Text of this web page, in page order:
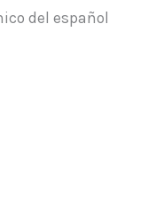
del español